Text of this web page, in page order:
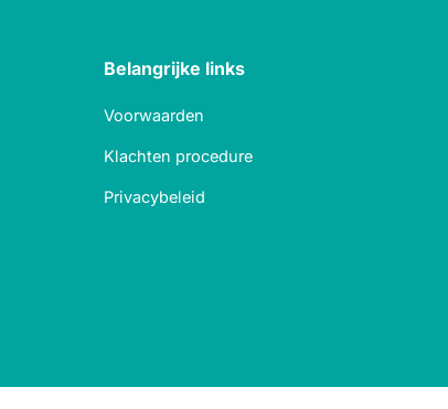
Belangrijke links
Voorwaarden
Klachten procedure
Privacybeleid